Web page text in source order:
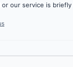
our service is